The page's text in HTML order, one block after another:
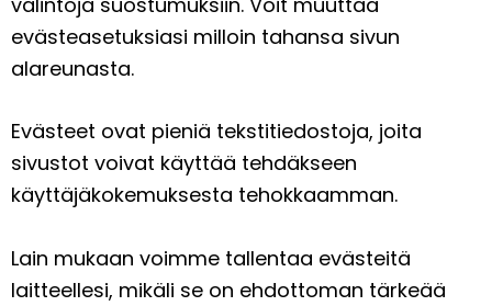
evästeasetuksiasi milloin tahansa sivun
alareunasta.
Evästeet ovat pieniä tekstitiedostoja, joita
sivustot voivat käyttää tehdäkseen
käyttäjäkokemuksesta tehokkaamman.
Lain mukaan voimme tallentaa evästeitä
laitteellesi, mikäli se on ehdottoman tärkeää